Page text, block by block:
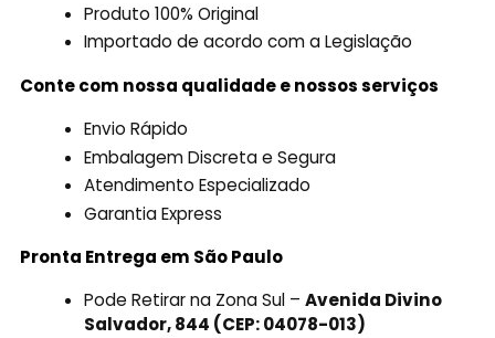
Produto 100% Original
Importado de acordo com a Legislação
Conte com nossa qualidade e nossos serviços
Envio Rápido
Embalagem Discreta e Segura
Atendimento Especializado
Garantia Express
Pronta Entrega em São Paulo
Pode Retirar na Zona Sul –Avenida Divino
Salvador, 844 (CEP: 04078-013)